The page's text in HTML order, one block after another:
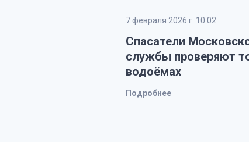
7 февраля 2026 г. 10:02
Спасатели
службы проверяют
водоёмах
Подробнее